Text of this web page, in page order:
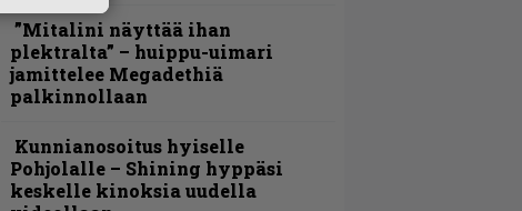
”Mitalini näyttää ihan
plektralta” – huippu-uimari
jamittelee Megadethiä
palkinnollaan
Kunnianosoitus hyiselle
Pohjolalle – Shining hyppäsi
keskelle kinoksia uudella